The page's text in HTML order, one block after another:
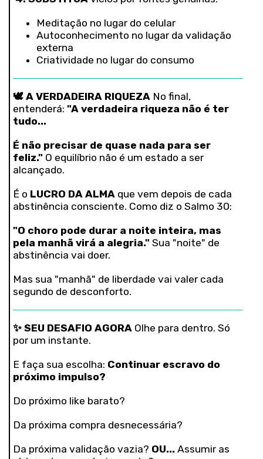
Meditação no lugar do celular
Autoconhecimento no lugar da validação
externa
Criatividade no lugar do consumo
🕊️ A VERDADEIRA RIQUEZA No final,
entenderá: "A verdadeira riqueza não é ter
tudo...
É não precisar de quase nada para ser
feliz." O equilíbrio não é um estado a ser
alcançado.
É o LUCRO DA ALMA que vem depois de cada
abstinência consciente. Como diz o Salmo 30:
"O choro pode durar a noite inteira, mas
pela manhã virá a alegria." Sua "noite" de
abstinência vai doer.
Mas sua "manhã" de liberdade vai valer cada
segundo de desconforto.
✨ SEU DESAFIO AGORA Olhe para dentro. Só
por um instante.
E faça sua escolha: Continuar escravo do
próximo impulso?
Do próximo like barato?
Da próxima compra desnecessária?
Da próxima validação vazia? OU... Assumir as